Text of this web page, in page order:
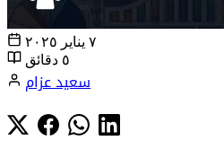
٧ يناير ٢٠٢٥
٥ دقائق
سعيد عزام